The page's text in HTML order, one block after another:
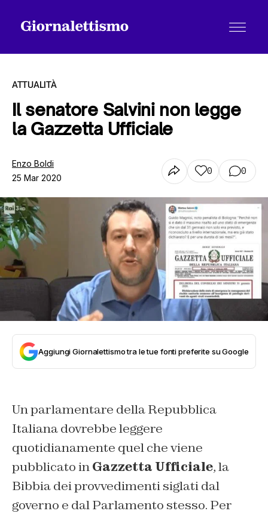
Tutti gli articoli
Chi siamo
Contatti
ATTUALITÀ
Il senatore Salvini non legge
la Gazzetta Ufficiale
Enzo Boldi
25 Mar 2020
0 0
Aggiungi Giornalettismo tra le tue fonti preferite su Google
Un parlamentare della Repubblica
Italiana dovrebbe leggere
quotidianamente quel che viene
pubblicato inGazzetta Ufficiale, la
Bibbia dei provvedimenti siglati dal
governo e dal Parlamento stesso. Per